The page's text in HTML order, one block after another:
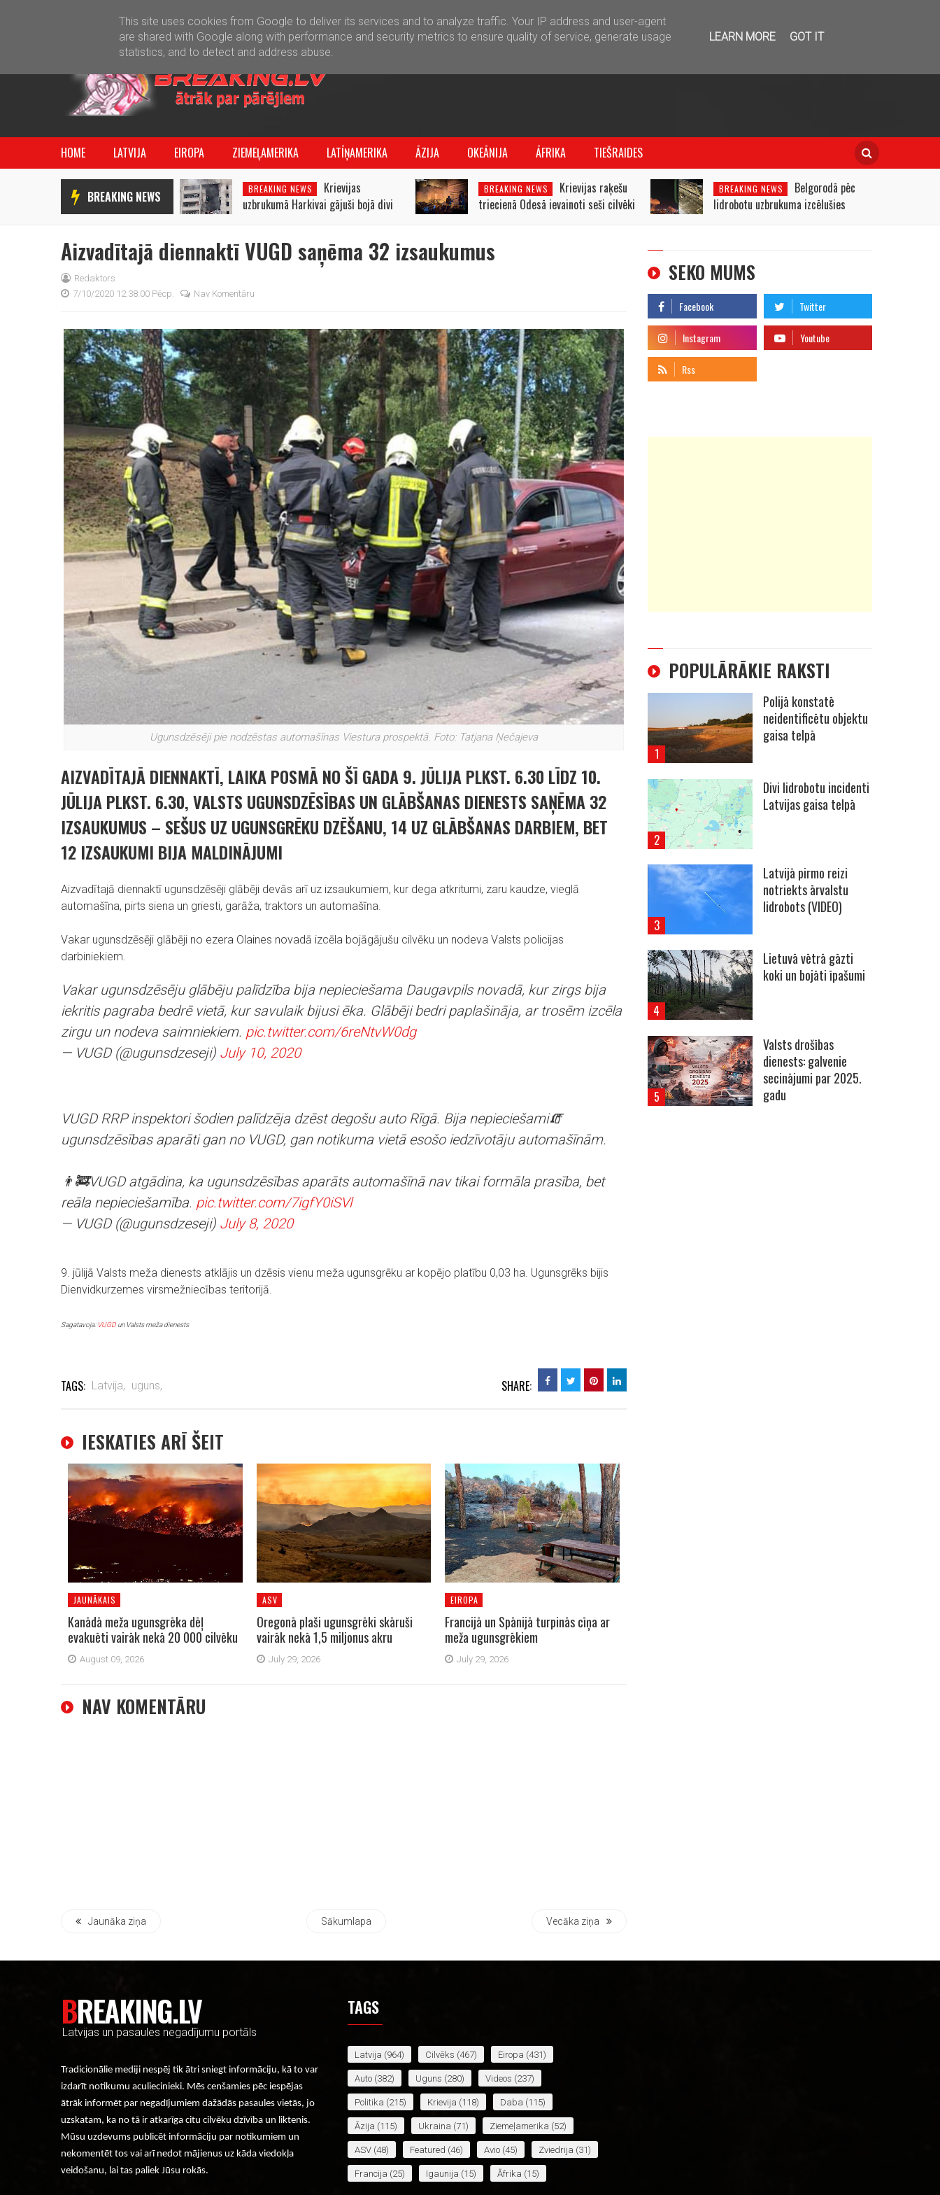
HOME LATVIJA EIROPA ZIEMEĻAMERIKA LATĪŅAMERIKA ĀZIJA OKEĀNIJA ĀFRIKA TIEŠRAIDES
BREAKING NEWS BREAKING NEWS
Krievijas
uzbrukumā Harkivai gājuši bojā divi
BREAKING NEWS
Krievijas raķešu
triecienā Odesā ievainoti seši cilvēki
BREAKING NEWS
Belgorodā pēc
lidrobotu uzbrukuma izcēlušies
Aizvadītajā diennaktī VUGD saņēma 32 izsaukumus
Redaktors
7/10/2020 12:38:00 Pēcp.
Nav Komentāru
Ugunsdzēsēji pie nodzēstas automašīnas Viestura prospektā. Foto: Tatjana Ņečajeva
AIZVADĪTAJĀ DIENNAKTĪ, LAIKA POSMĀ NO ŠĪ GADA 9. JŪLIJA PLKST. 6.30 LĪDZ 10.
JŪLIJA PLKST. 6.30, VALSTS UGUNSDZĒSĪBAS UN GLĀBŠANAS DIENESTS SAŅĒMA 32
IZSAUKUMUS – SEŠUS UZ UGUNSGRĒKU DZĒŠANU, 14 UZ GLĀBŠANAS DARBIEM, BET
12 IZSAUKUMI BIJA MALDINĀJUMI
Aizvadītajā diennaktī ugunsdzēsēji glābēji devās arī uz izsaukumiem, kur dega atkritumi, zaru kaudze, vieglā
automašīna, pirts siena un griesti, garāža, traktors un automašīna.
Vakar ugunsdzēsēji glābēji no ezera Olaines novadā izcēla bojāgājušu cilvēku un nodeva Valsts policijas
darbiniekiem.
Vakar ugunsdzēsēju glābēju palīdzība bija nepieciešama Daugavpils novadā, kur zirgs bija
iekritis pagraba bedrē vietā, kur savulaik bijusi ēka. Glābēji bedri paplašināja, ar trosēm izcēla
zirgu un nodeva saimniekiem. pic.twitter.com/6reNtvW0dg
— VUGD (@ugunsdzeseji) July 10, 2020
VUGD RRP inspektori šodien palīdzēja dzēst degošu auto Rīgā. Bija nepieciešami🧯
ugunsdzēsības aparāti gan no VUGD, gan notikuma vietā esošo iedzīvotāju automašīnām.
👨‍🚒VUGD atgādina, ka ugunsdzēsības aparāts automašīnā nav tikai formāla prasība, bet
reāla nepieciešamība. pic.twitter.com/7igfY0iSVl
— VUGD (@ugunsdzeseji) July 8, 2020
9. jūlijā Valsts meža dienests atklājis un dzēsis vienu meža ugunsgrēku ar kopējo platību 0,03 ha. Ugunsgrēks bijis
Dienvidkurzemes virsmežniecības teritorijā.
Sagatavoja: VUGD un Valsts meža dienests
TAGS: Latvija, uguns, SHARE:
IESKATIES ARĪ ŠEIT
JAUNĀKAIS
Kanādā meža ugunsgrēka dēļ
evakuēti vairāk nekā 20 000 cilvēku
August 09, 2026
ASV
Oregonā plaši ugunsgrēki skāruši
vairāk nekā 1,5 miljonus akru
July 29, 2026
EIROPA
Francijā un Spānijā turpinās cīņa ar
meža ugunsgrēkiem
July 29, 2026
NAV KOMENTĀRU
Jaunāka ziņa Sākumlapa Vecāka ziņa
SEKO MUMS
POPULĀRĀKIE RAKSTI
Polijā konstatē
neidentificētu objektu
gaisa telpā
Divi lidrobotu incidenti
Latvijas gaisa telpā
Latvijā pirmo reizi
notriekts ārvalstu
lidrobots (VIDEO)
Lietuvā vētrā gāzti
koki un bojāti īpašumi
Valsts drošības
dienests: galvenie
secinājumi par 2025.
gadu
BREAKING.LV
Latvijas un pasaules negadījumu portāls
Tradicionālie mediji nespēj tik ātri sniegt informāciju, kā to var
izdarīt notikumu aculiecinieki. Mēs cenšamies pēc iespējas
ātrāk informēt par negadījumiem dažādās pasaules vietās, jo
uzskatam, ka no tā ir atkarīga citu cilvēku dzīvība un liktenis.
Mūsu uzdevums publicēt informāciju par notikumiem un
nekomentēt tos vai arī nedot mājienus uz kāda viedokļa
veidošanu, lai tas paliek Jūsu rokās.
TAGS
Latvija (964) Cilvēks (467) Eiropa (431)
Auto (382) Uguns (280) Videos (237)
Politika (215) Krievija (118) Daba (115)
Āzija (115) Ukraina (71) Ziemeļamerika (52)
ASV (48) Featured (46) Avio (45) Zviedrija (31)
Francija (25) Igaunija (15) Āfrika (15)
This site uses cookies from Google to deliver its services and to analyze traffic. Your IP address and user-agent
are shared with Google along with performance and security metrics to ensure quality of service, generate usage
statistics, and to detect and address abuse.
LEARN MORE GOT IT